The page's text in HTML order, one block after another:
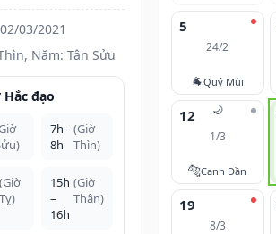
02/03/2021
Năm: Tân Sửu
Hắc đạo
7h –
8h
(Giờ
Thìn)
(Giờ
Tỵ)
15h
–
16h
(Giờ
Thân)
5
24/2
🐐Quý Mùi
🌙
12
1/3
🐅Canh Dần
19
8/3